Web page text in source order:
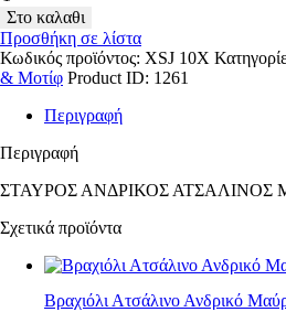
Στο καλαθι
Προσθήκη σε λίστα
Κωδικός προϊόντος: XSJ 10X
& Μοτίφ Product ID: 1261
Περιγραφή
Περιγραφή
ΣΤΑΥΡΟΣ ΑΝΔΡΙΚΟΣ ΑΤΣΑΛΙΝΟΣ
Σχετικά προϊόντα
Βραχιόλι Ατσάλινο Ανδρικό